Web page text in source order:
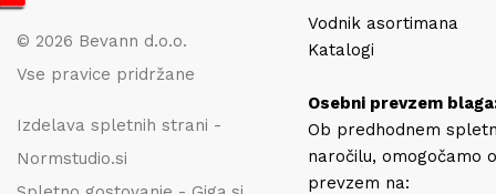
© 2026 Bevann d.o.o.
Vse pravice pridržane
Izdelava spletnih strani -
Normstudio.si
Vodnik asortimana
Katalogi
Osebni prevzem
Ob predhodnem
naročilu, omogočamo
prevzem na: